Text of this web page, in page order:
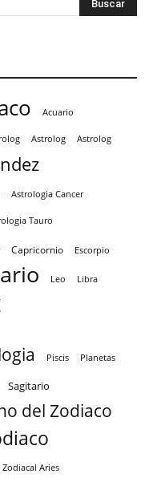
Acuario
Astrolog Astrolog
Astrologia Cancer
Tauro
Capricornio Escorpio
Leo Libra
Piscis Planetas
Sagitario
del Zodiaco
Zodiacal Aries